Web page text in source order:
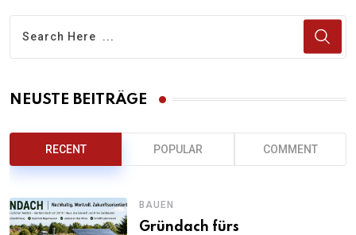
NEUSTE BEITRÄGE
RECENT POPULAR COMMENT
BAUEN
Gründach fürs